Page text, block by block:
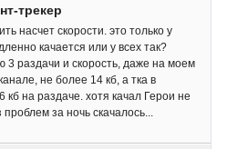
трекер
насчет скорости. это только у
качается или у всех так?
3 раздачи и скорость, даже на моем
не более 14 кб, а тка в
кб на раздаче. хотя качал Герои не
проблем за ночь скачалось...